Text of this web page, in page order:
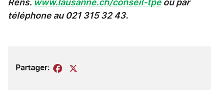
Rens. www.lausanne.ch/conseil-tpeou par
téléphone au 021 315 32 43.
Partager: Facebook